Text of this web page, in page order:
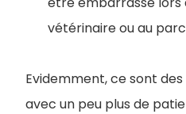
vétérinaire ou au
Evidemment, ce sont
avec un peu plus de